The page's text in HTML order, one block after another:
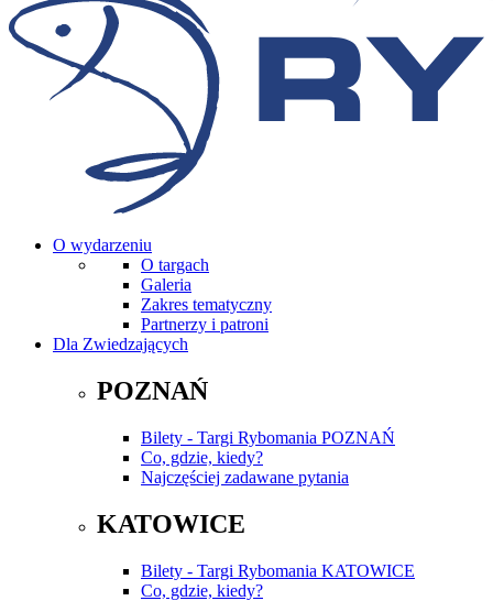
O wydarzeniu
O targach
Galeria
Zakres tematyczny
Partnerzy i patroni
Dla Zwiedzających
POZNAŃ
Bilety - Targi Rybomania POZNAŃ
Co, gdzie, kiedy?
Najczęściej zadawane pytania
KATOWICE
Bilety - Targi Rybomania KATOWICE
Co, gdzie, kiedy?